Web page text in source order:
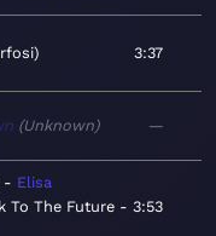
3:37
Unknown —
Elisa
To The Future - 3:53